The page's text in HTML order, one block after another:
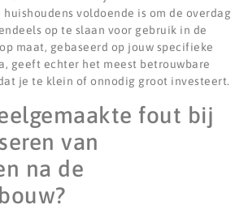
voldoende is om de overdag
op te slaan voor gebruik in de
maat, gebaseerd op jouw specifieke
geeft echter het meest betrouwbare
je te klein of onnodig groot investeert.
fout bij
van
na de